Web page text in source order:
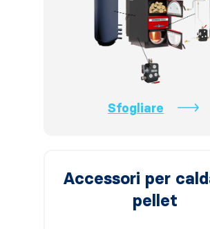
Sfogliare
Accessori per
pellet